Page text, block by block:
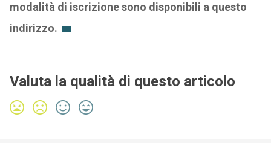
modalità di iscrizione sono disponibili a questo
indirizzo.
Valuta la qualità di questo articolo